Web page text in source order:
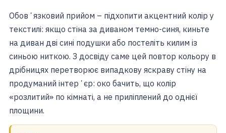
Обовʼязковий прийом – підхопити акцентний колір у
текстилі: якщо стіна за диваном темно-синя, киньте
на диван дві сині подушки або постеліть килим із
синьою ниткою. З досвіду саме цей повтор кольору в
дрібницях перетворює випадкову яскраву стіну на
продуманий інтерʼєр: око бачить, що колір
«розлитий» по кімнаті, а не приліплений до однієї
площини.